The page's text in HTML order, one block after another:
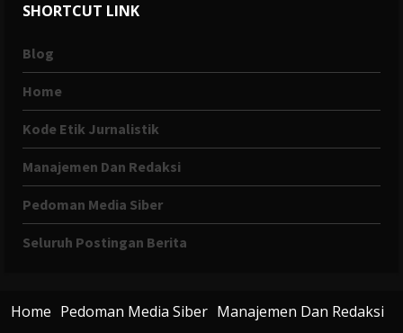
SHORTCUT LINK
Blog
Home
Kode Etik Jurnalistik
Manajemen Dan Redaksi
Pedoman Media Siber
Seluruh Postingan Berita
Home Pedoman Media Siber Manajemen Dan Redaksi